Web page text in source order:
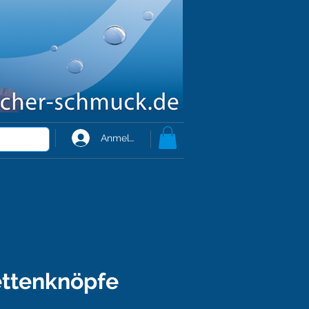
Anmelden